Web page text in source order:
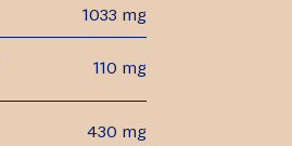
1033 mg
110 mg
430 mg